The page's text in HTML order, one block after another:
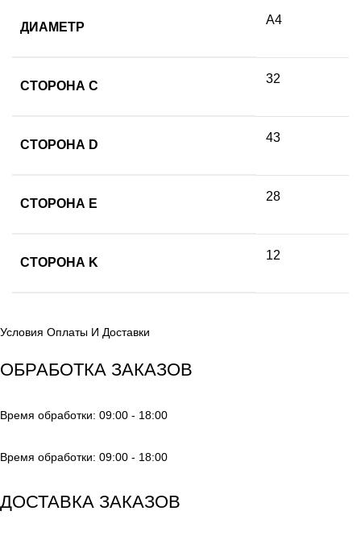
ДИАМЕТР
А4
СТОРОНА C
32
СТОРОНА D
43
СТОРОНА E
28
СТОРОНА K
12
Условия Оплаты И Доставки
ОБРАБОТКА ЗАКАЗОВ
Время обработки: 09:00 - 18:00
Время обработки: 09:00 - 18:00
ДОСТАВКА ЗАКАЗОВ